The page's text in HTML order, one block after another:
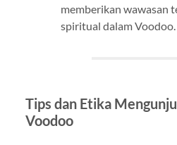
memberikan wawasan
spiritual dalam Voodoo.
Tips dan Etika
Voodoo